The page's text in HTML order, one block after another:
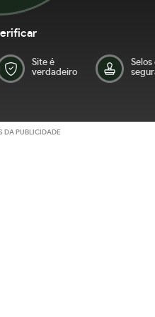
Site é
verdadeiro
Selos
DA PUBLICIDADE